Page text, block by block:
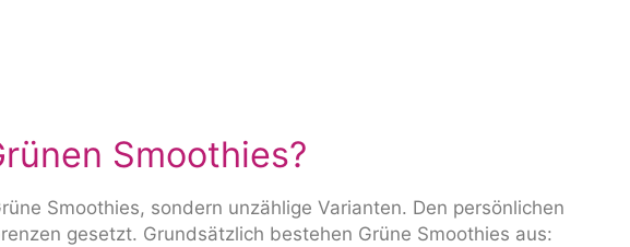
Smoothies?
Smoothies, sondern unzählige Varianten. Den persönlichen
gesetzt. Grundsätzlich bestehen Grüne Smoothies aus: